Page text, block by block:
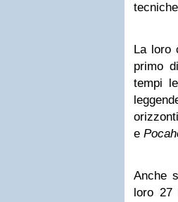
La loro
primo
tempi
e
Anche
loro 27